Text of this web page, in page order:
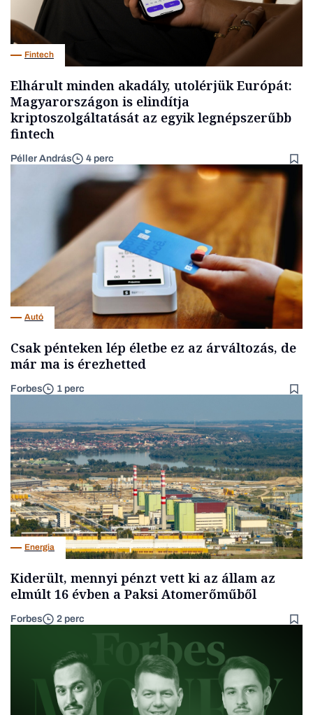
Fintech
Elhárult minden akadály, utolérjük Európát:
Magyarországon is elindítja
kriptoszolgáltatását az egyik legnépszerűbb
fintech
Péller András 4 perc
Autó
Csak pénteken lép életbe ez az árváltozás, de
már ma is érezhetted
Forbes 1 perc
Energia
Kiderült, mennyi pénzt vett ki az állam az
elmúlt 16 évben a Paksi Atomerőműből
Forbes 2 perc